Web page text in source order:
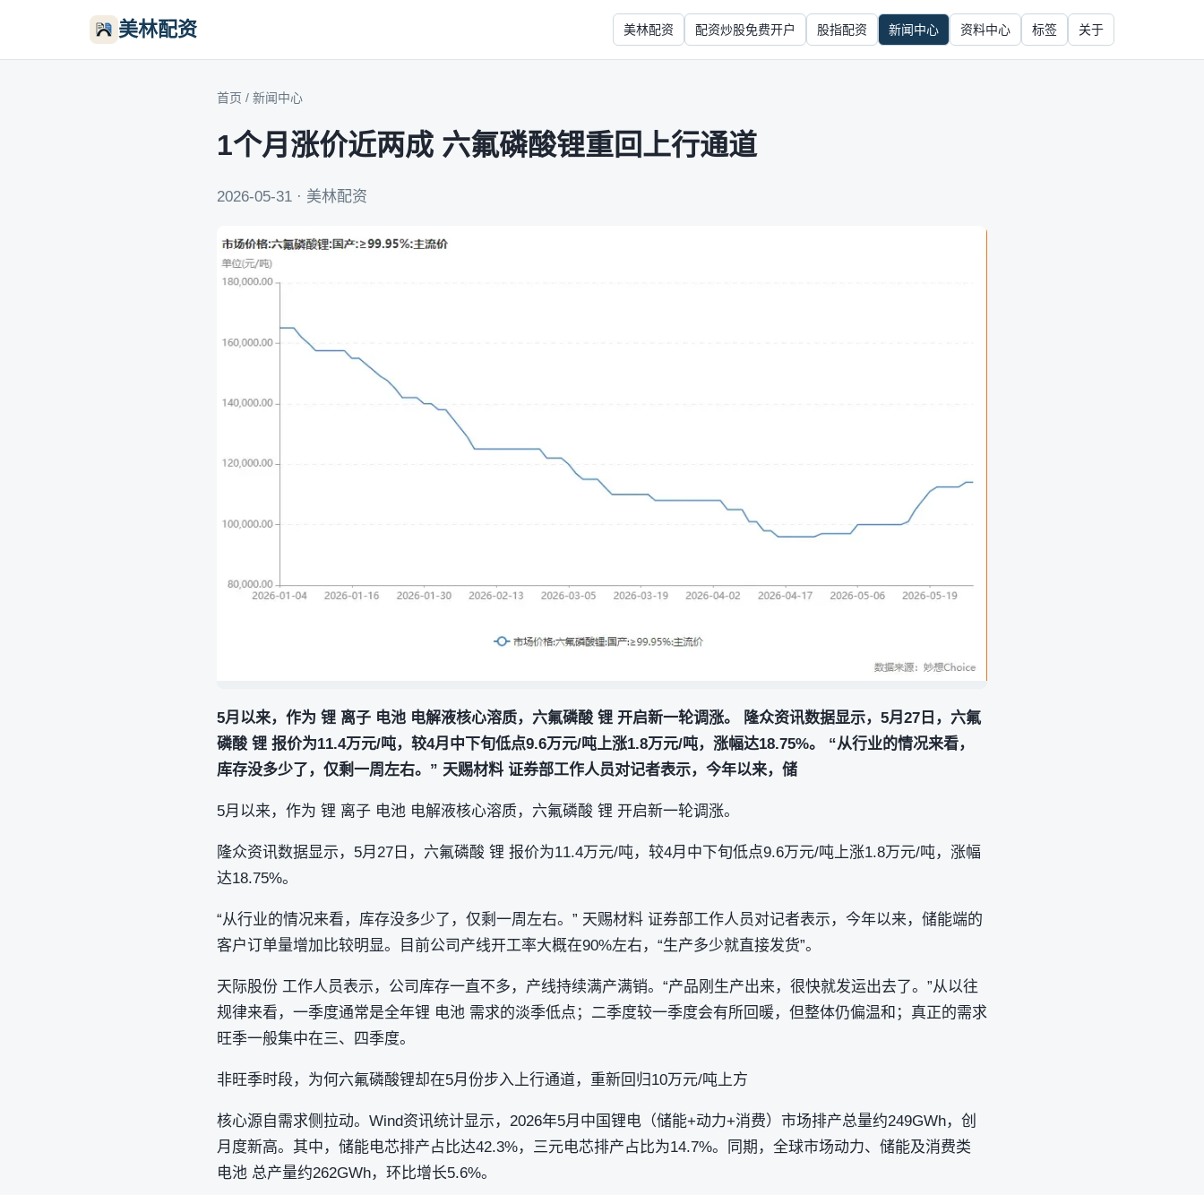
美林配资 美林配资 配资炒股免费开户 股指配资 新闻中心 资料中心 标签 关于
首页 / 新闻中心
1个月涨价近两成 六氟磷酸锂重回上行通道
2026-05-31 · 美林配资
5月以来，作为 锂 离子 电池 电解液核心溶质，六氟磷酸 锂 开启新一轮调涨。 隆众资讯数据显示，5月27日，六氟
磷酸 锂 报价为11.4万元/吨，较4月中下旬低点9.6万元/吨上涨1.8万元/吨，涨幅达18.75%。 “从行业的情况来看，
库存没多少了，仅剩一周左右。” 天赐材料 证券部工作人员对记者表示，今年以来，储
5月以来，作为 锂 离子 电池 电解液核心溶质，六氟磷酸 锂 开启新一轮调涨。
隆众资讯数据显示，5月27日，六氟磷酸 锂 报价为11.4万元/吨，较4月中下旬低点9.6万元/吨上涨1.8万元/吨，涨幅
达18.75%。
“从行业的情况来看，库存没多少了，仅剩一周左右。” 天赐材料 证券部工作人员对记者表示，今年以来，储能端的
客户订单量增加比较明显。目前公司产线开工率大概在90%左右，“生产多少就直接发货”。
天际股份 工作人员表示，公司库存一直不多，产线持续满产满销。“产品刚生产出来，很快就发运出去了。”从以往
规律来看，一季度通常是全年锂 电池 需求的淡季低点；二季度较一季度会有所回暖，但整体仍偏温和；真正的需求
旺季一般集中在三、四季度。
非旺季时段，为何六氟磷酸锂却在5月份步入上行通道，重新回归10万元/吨上方
核心源自需求侧拉动。Wind资讯统计显示，2026年5月中国锂电（储能+动力+消费）市场排产总量约249GWh，创
月度新高。其中，储能电芯排产占比达42.3%，三元电芯排产占比为14.7%。同期，全球市场动力、储能及消费类
电池 总产量约262GWh，环比增长5.6%。